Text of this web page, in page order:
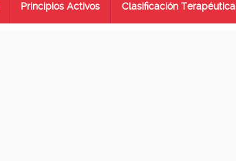
Principios Activos Clasificación Terapéutica